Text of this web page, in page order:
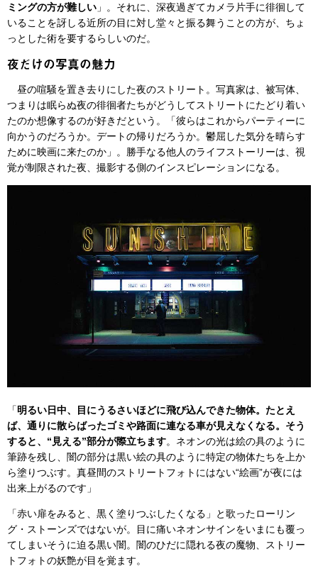
ミングの方が難しい 」。それに、深夜過ぎてカメラ片手に徘徊して
いることを訝しる近所の目に対し堂々と振る舞うことの方が、ちょ
っとした術を要するらしいのだ。
夜だけの写真の魅力
昼の喧騒を置き去りにした夜のストリート。写真家は、被写体、
つまりは眠らぬ夜の徘徊者たちがどうしてストリートにたどり着い
たのか想像するのが好きだという。「彼らはこれからパーティーに
向かうのだろうか。デートの帰りだろうか。鬱屈した気分を晴らす
ために映画に来たのか」。勝手なる他人のライフストーリーは、視
覚が制限された夜、撮影する側のインスピレーションになる。
「明るい日中、目にうるさいほどに飛び込んできた物体。たとえ
ば、通りに散らばったゴミや路面に連なる車が見えなくなる。そう
すると、“見える”部分が際立ちます。ネオンの光は絵の具のように
筆跡を残し、闇の部分は黒い絵の具のように特定の物体たちを上か
ら塗りつぶす。真昼間のストリートフォトにはない“絵画”が夜には
出来上がるのです」
「赤い扉をみると、黒く塗りつぶしたくなる」と歌ったローリン
グ・ストーンズではないが。目に痛いネオンサインをいまにも覆っ
てしまいそうに迫る黒い闇。闇のひだに隠れる夜の魔物、ストリー
トフォトの妖艶が目を覚ます。